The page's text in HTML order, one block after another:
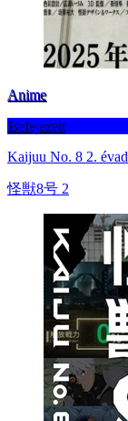
Anime
Befejezett
Kaijuu No. 8 2. évad
怪獣8号 2